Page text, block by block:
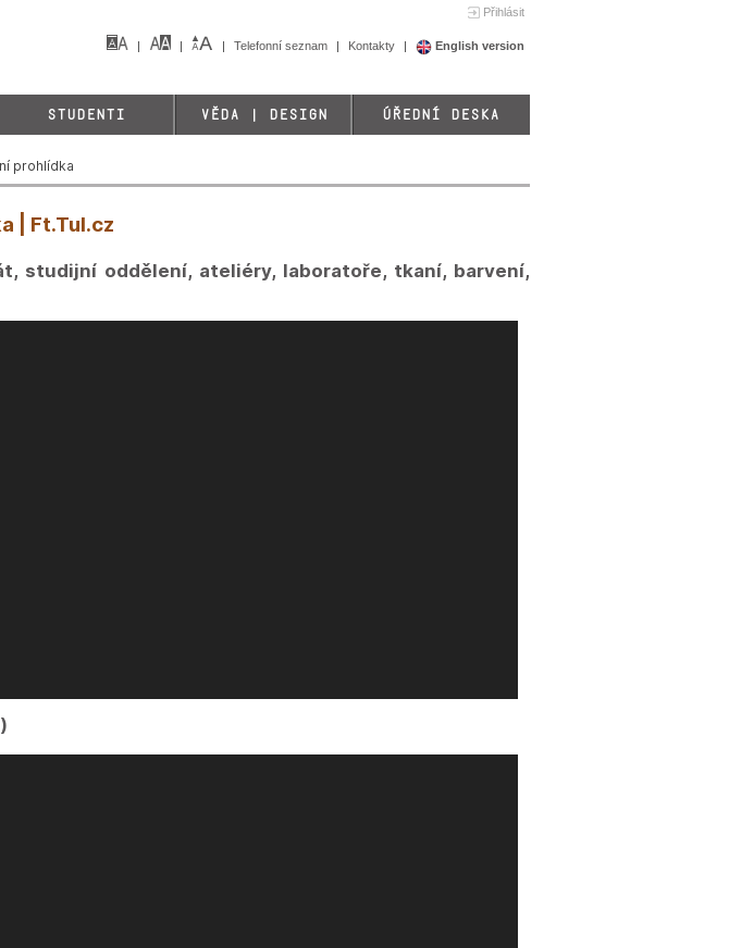
Přihlásit
Telefonní seznam Kontakty English version
STUDENTI VĚDA | DESIGN ÚŘEDNÍ DESKA
prohlídka
| Ft.Tul.cz
studijní oddělení, ateliéry, laboratoře, tkaní, barvení,